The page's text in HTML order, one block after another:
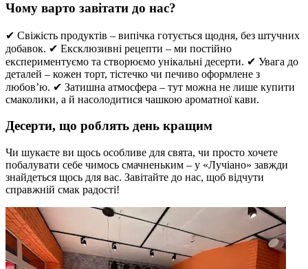
Чому варто завітати до нас?
✔ Свіжість продуктів – випічка готується щодня, без штучних
добавок. ✔ Ексклюзивні рецепти – ми постійно
експериментуємо та створюємо унікальні десерти. ✔ Увага до
деталей – кожен торт, тістечко чи печиво оформлене з
любов’ю. ✔ Затишна атмосфера – тут можна не лише купити
смаколики, а й насолодитися чашкою ароматної кави.
Десерти, що роблять день кращим
Чи шукаєте ви щось особливе для свята, чи просто хочете
побалувати себе чимось смачненьким – у «Лучіано» завжди
знайдеться щось для вас. Завітайте до нас, щоб відчути
справжній смак радості!